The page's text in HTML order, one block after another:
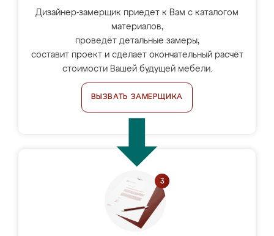
Дизайнер-замерщик приедет к Вам с каталогом
материалов,
проведёт детальные замеры,
составит проект и сделает окончательный расчёт
стоимости Вашей будущей мебели.
ВЫЗВАТЬ ЗАМЕРЩИКА